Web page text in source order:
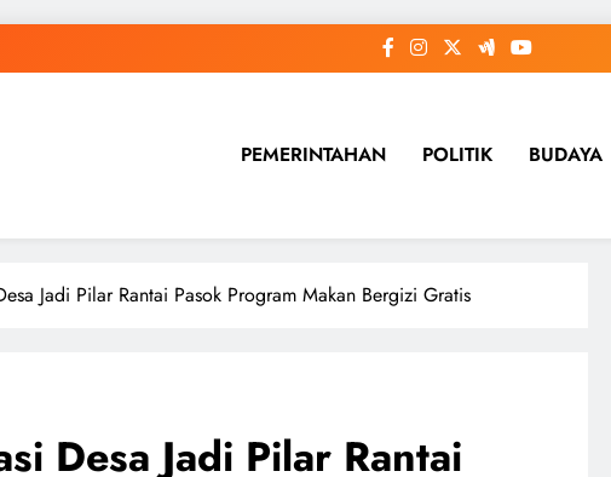
PEMERINTAHAN POLITIK BUDAYA
Jadi Pilar Rantai Pasok Program Makan Bergizi Gratis
Desa Jadi Pilar Rantai